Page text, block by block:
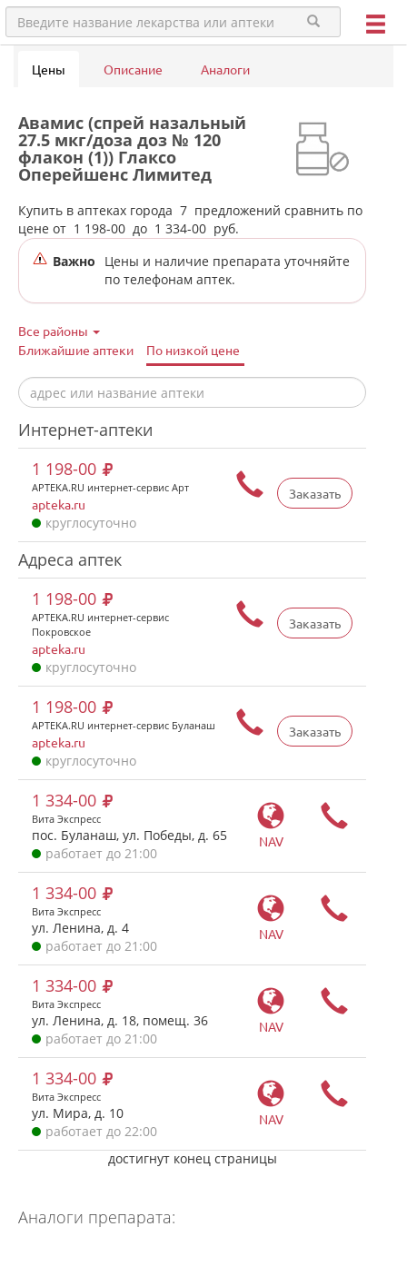
Цены Описание Аналоги
Авамис (спрей назальный
27.5 мкг/доза доз № 120
флакон (1)) Глаксо
Оперейшенс Лимитед
Великобритания в аптеках
города Артёмовского
Купить в аптеках города 7 предложений сравнить по
цене от 1 198-00 до 1 334-00 руб.
Важно
Цены и наличие препарата уточняйте
по телефонам аптек.
Все районы
Ближайшие аптеки
По низкой цене
Интернет-аптеки
Заказать
1 198-00
APTEKA.RU интернет-сервис Арт
apteka.ru
круглосуточно
Адреса аптек
Заказать
1 198-00
APTEKA.RU интернет-сервис
Покровское
apteka.ru
круглосуточно
Заказать
1 198-00
APTEKA.RU интернет-сервис Буланаш
apteka.ru
круглосуточно
NAV
1 334-00
Вита Экспресс
пос. Буланаш, ул. Победы, д. 65
работает до 21:00
NAV
1 334-00
Вита Экспресс
ул. Ленина, д. 4
работает до 21:00
NAV
1 334-00
Вита Экспресс
ул. Ленина, д. 18, помещ. 36
работает до 21:00
NAV
1 334-00
Вита Экспресс
ул. Мира, д. 10
работает до 22:00
достигнут конец страницы
Аналоги препарата: